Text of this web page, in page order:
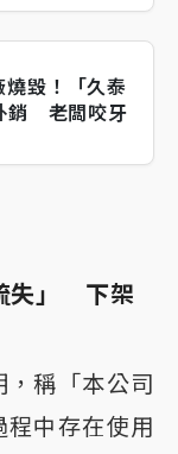
燒毀！「久泰
銷 老闆咬牙
失」 下架
稱「本公司
中存在使用